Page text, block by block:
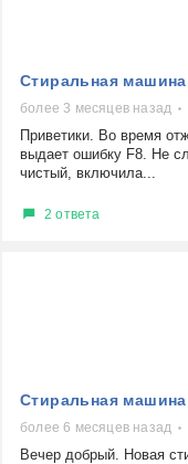
Стиральная машина
более 3 месяцев назад
Приветики. Во время
выдает ошибку F8. Не
чистый, включила...
2 ответа
Стиральная
более 6 месяцев назад
Вечер добрый. Новая